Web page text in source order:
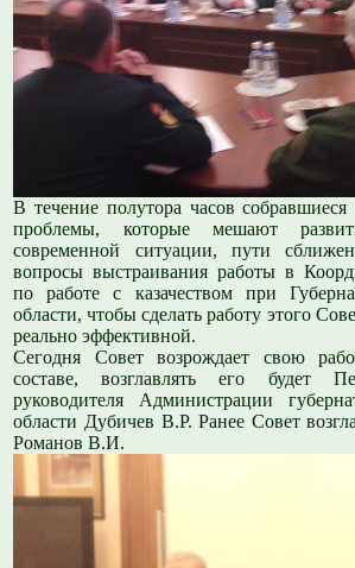
В течение полутора часов
проблемы, которые мешают
современной ситуации, пути
вопросы выстраивания работы в
по работе с казачеством при
области, чтобы сделать работу этого
реально эффективной.
Сегодня Совет возрождает свою
составе, возглавлять его будет
руководителя Администрации
области Дубичев В.Р. Ранее Совет
Романов В.И.